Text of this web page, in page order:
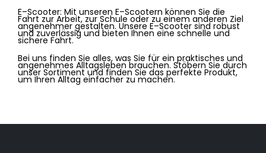
E–Scooter: Mit unseren E–Scootern können Sie die
FahrtzurArbeit,zurSchuleoderzueinemanderen Ziel
angenehmergestalten.Unsere E–Scootersindrobust
und zuverlässigundbietenIhnen eineschnelle und
sichereFahrt.
Bei uns finden Sie alles, was Sie für ein praktisches und
angenehmes Alltagsleben brauchen. Stöbern Sie durch
unser Sortiment und finden Sie das perfekte Produkt,
um Ihren Alltag einfacher zu machen.